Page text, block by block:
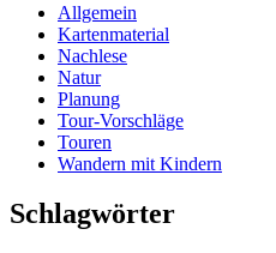
Allgemein
Kartenmaterial
Nachlese
Natur
Planung
Tour-Vorschläge
Touren
Wandern mit Kindern
Schlagwörter